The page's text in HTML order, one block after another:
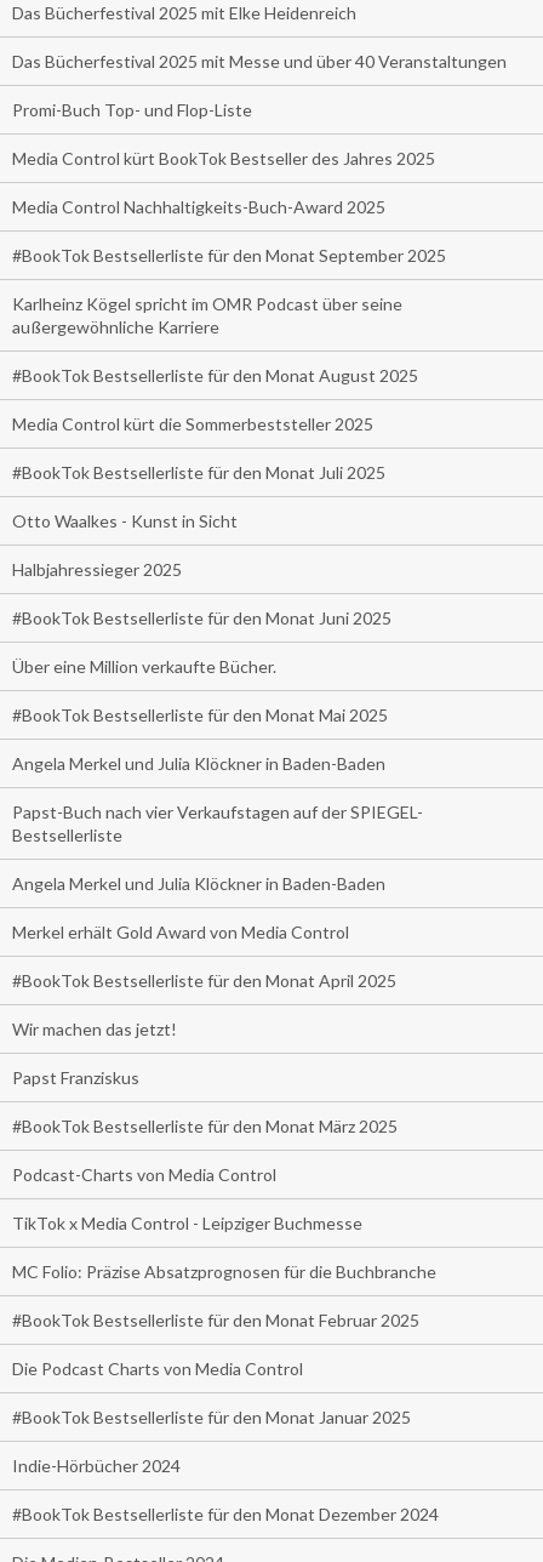
Das Bücherfestival 2025 mit Elke Heidenreich
Das Bücherfestival 2025 mit Messe und über 40 Veranstaltungen
Promi-Buch Top- und Flop-Liste
Media Control kürt BookTok Bestseller des Jahres 2025
Media Control Nachhaltigkeits-Buch-Award 2025
#BookTok Bestsellerliste für den Monat September 2025
Karlheinz Kögel spricht im OMR Podcast über seine
außergewöhnliche Karriere
#BookTok Bestsellerliste für den Monat August 2025
Media Control kürt die Sommerbeststeller 2025
#BookTok Bestsellerliste für den Monat Juli 2025
Otto Waalkes - Kunst in Sicht
Halbjahressieger 2025
#BookTok Bestsellerliste für den Monat Juni 2025
Über eine Million verkaufte Bücher.
#BookTok Bestsellerliste für den Monat Mai 2025
Angela Merkel und Julia Klöckner in Baden-Baden
Papst-Buch nach vier Verkaufstagen auf der SPIEGEL-
Bestsellerliste
Angela Merkel und Julia Klöckner in Baden-Baden
Merkel erhält Gold Award von Media Control
#BookTok Bestsellerliste für den Monat April 2025
Wir machen das jetzt!
Papst Franziskus
#BookTok Bestsellerliste für den Monat März 2025
Podcast-Charts von Media Control
TikTok x Media Control - Leipziger Buchmesse
MC Folio: Präzise Absatzprognosen für die Buchbranche
#BookTok Bestsellerliste für den Monat Februar 2025
Die Podcast Charts von Media Control
#BookTok Bestsellerliste für den Monat Januar 2025
Indie-Hörbücher 2024
#BookTok Bestsellerliste für den Monat Dezember 2024